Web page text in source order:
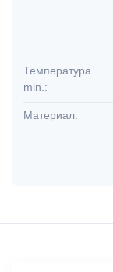
Температура
min.:
Материал: